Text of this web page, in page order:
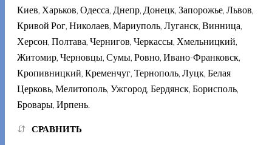
Киев, Харьков, Одесса, Днепр, Донецк, Запорожье, Львов,
Кривой Рог, Николаев, Мариуполь, Луганск, Винница,
Херсон, Полтава, Чернигов, Черкассы, Хмельницкий,
Житомир, Черновцы, Сумы, Ровно, Ивано-Франковск,
Кропивницкий, Кременчуг, Тернополь, Луцк, Белая
Церковь, Мелитополь, Ужгород, Бердянск, Борисполь,
Бровары, Ирпень.
СРАВНИТЬ